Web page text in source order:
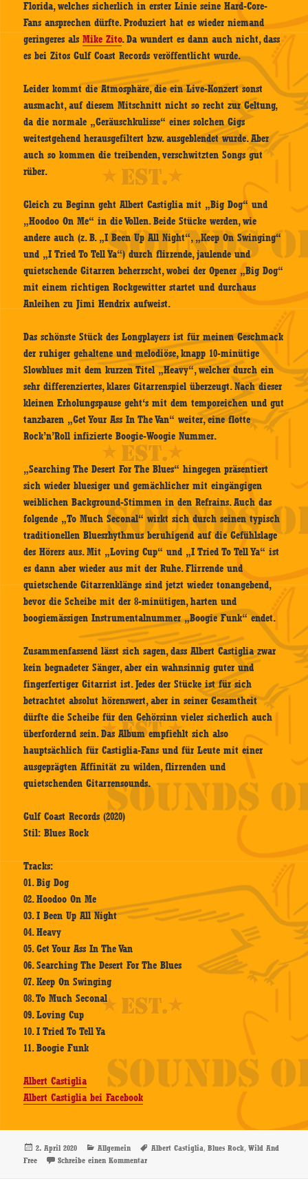
Florida, welches sicherlich in erster Linie seine Hard-Core-
Fans ansprechen dürfte. Produziert hat es wieder niemand
geringeres alsMike Zito. Da wundert es dann auch nicht, dass
es bei Zitos Gulf Coast Records veröffentlicht wurde.
Leider kommt die Atmosphäre, die ein Live-Konzert sonst
ausmacht, auf diesem Mitschnitt nicht so recht zur Geltung,
da die normale „Geräuschkulisse“ eines solchen Gigs
weitestgehend herausgefiltert bzw. ausgeblendet wurde. Aber
auch so kommen die treibenden, verschwitzten Songs gut
rüber.
Gleich zu Beginn geht Albert Castiglia mit „Big Dog“ und
„Hoodoo On Me“ in die Vollen. Beide Stücke werden, wie
andere auch (z. B. „I Been Up All Night“, „Keep On Swinging“
und „I Tried To Tell Ya“) durch flirrende, jaulende und
quietschende Gitarren beherrscht, wobei der Opener „Big Dog“
mit einem richtigen Rockgewitter startet und durchaus
Anleihen zu Jimi Hendrix aufweist.
Das schönste Stück des Longplayers ist für meinen Geschmack
der ruhiger gehaltene und melodiöse, knapp 10-minütige
Slowblues mit dem kurzen Titel „Heavy“, welcher durch ein
sehr differenziertes, klares Gitarrenspiel überzeugt. Nach dieser
kleinen Erholungspause geht‘s mit dem temporeichen und gut
tanzbaren „Get Your Ass In The Van“ weiter, eine flotte
Rock’n’Roll infizierte Boogie-Woogie Nummer.
„Searching The Desert For The Blues“ hingegen präsentiert
sich wieder bluesiger und gemächlicher mit eingängigen
weiblichen Background-Stimmen in den Refrains. Auch das
folgende „To Much Seconal“ wirkt sich durch seinen typisch
traditionellen Bluesrhythmus beruhigend auf die Gefühlslage
des Hörers aus. Mit „Loving Cup“ und „I Tried To Tell Ya“ ist
es dann aber wieder aus mit der Ruhe. Flirrende und
quietschende Gitarrenklänge sind jetzt wieder tonangebend,
bevor die Scheibe mit der 8-minütigen, harten und
boogiemässigen Instrumentalnummer „Boogie Funk“ endet.
Zusammenfassend lässt sich sagen, dass Albert Castiglia zwar
kein begnadeter Sänger, aber ein wahnsinnig guter und
fingerfertiger Gitarrist ist. Jedes der Stücke ist für sich
betrachtet absolut hörenswert, aber in seiner Gesamtheit
dürfte die Scheibe für den Gehörsinn vieler sicherlich auch
überfordernd sein. Das Album empfiehlt sich also
hauptsächlich für Castiglia-Fans und für Leute mit einer
ausgeprägten Affinität zu wilden, flirrenden und
quietschenden Gitarrensounds.
Gulf Coast Records (2020)
Stil: Blues Rock
Tracks:
01. Big Dog
02. Hoodoo On Me
03. I Been Up All Night
04. Heavy
05. Get Your Ass In The Van
06. Searching The Desert For The Blues
07. Keep On Swinging
08. To Much Seconal
09. Loving Cup
10. I Tried To Tell Ya
11. Boogie Funk
Albert Castiglia
Albert Castiglia bei Facebook
Veröffentlicht
am
2. April 2020 Kategorien
Allgemein Schlagwörter
Albert Castiglia,Blues Rock,Wild And
Free
Schreibe einen Kommentarzu Albert Castiglia – Wild And Free – CD-